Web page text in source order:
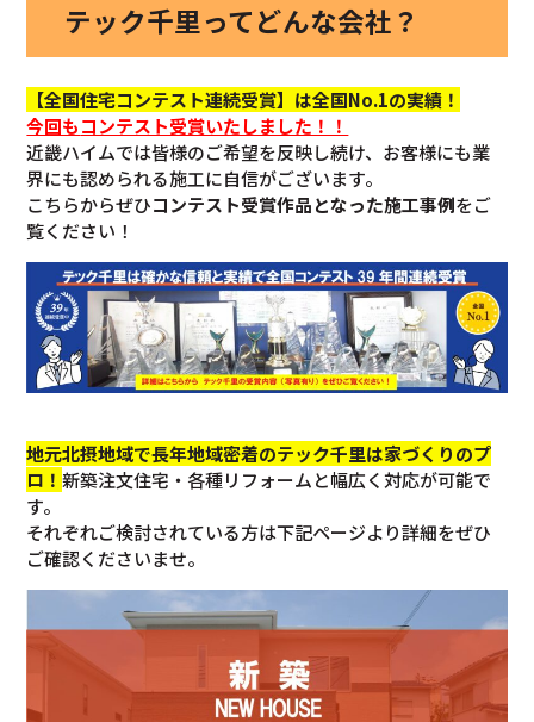
テック千里ってどんな会社？
【全国住宅コンテスト連続受賞】は全国No.1の実績！
今回もコンテスト受賞いたしました！！
近畿ハイムでは皆様のご希望を反映し続け、お客様にも業
界にも認められる施工に自信がございます。
こちらからぜひコンテスト受賞作品となった施工事例をご
覧ください！
地元北摂地域で長年地域密着のテック千里は家づくりのプ
ロ！新築注文住宅・各種リフォームと幅広く対応が可能で
す。
それぞれご検討されている方は下記ページより詳細をぜひ
ご確認くださいませ。